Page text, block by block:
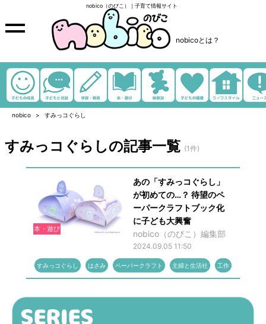
nobico（のびこ）｜子育て情報サイト
nobicoとは？
nobico すみっコぐらし
すみっコぐらしの記事一覧 (1件)
本・遊び
あの「すみっコぐらし」
が初めての…？ 待望のペ
ーパークラフトブック化
に子ども大興奮
nobico（のびこ）編集部
2024.09.05 11:50
すみっコぐらし はさみ ペーパークラフト 主婦と生活社 工作